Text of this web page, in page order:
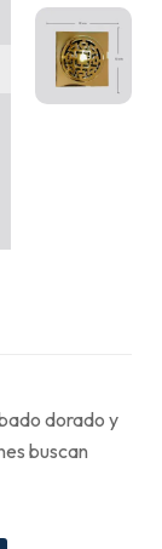
dorado y
buscan